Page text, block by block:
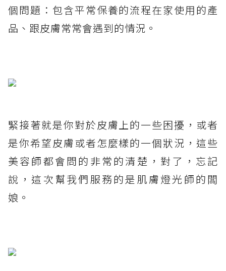
個問題：包含平常保養的流程在家使用的產
品、跟皮膚常常會遇到的情況。
緊接著就是你對於皮膚上的一些困擾，或者
是你希望皮膚或者怎麼樣的一個狀況，這些
美容師都會問的非常的清楚，對了，忘記
說，這次幫我們服務的是肌膚燈光師的闆
娘。